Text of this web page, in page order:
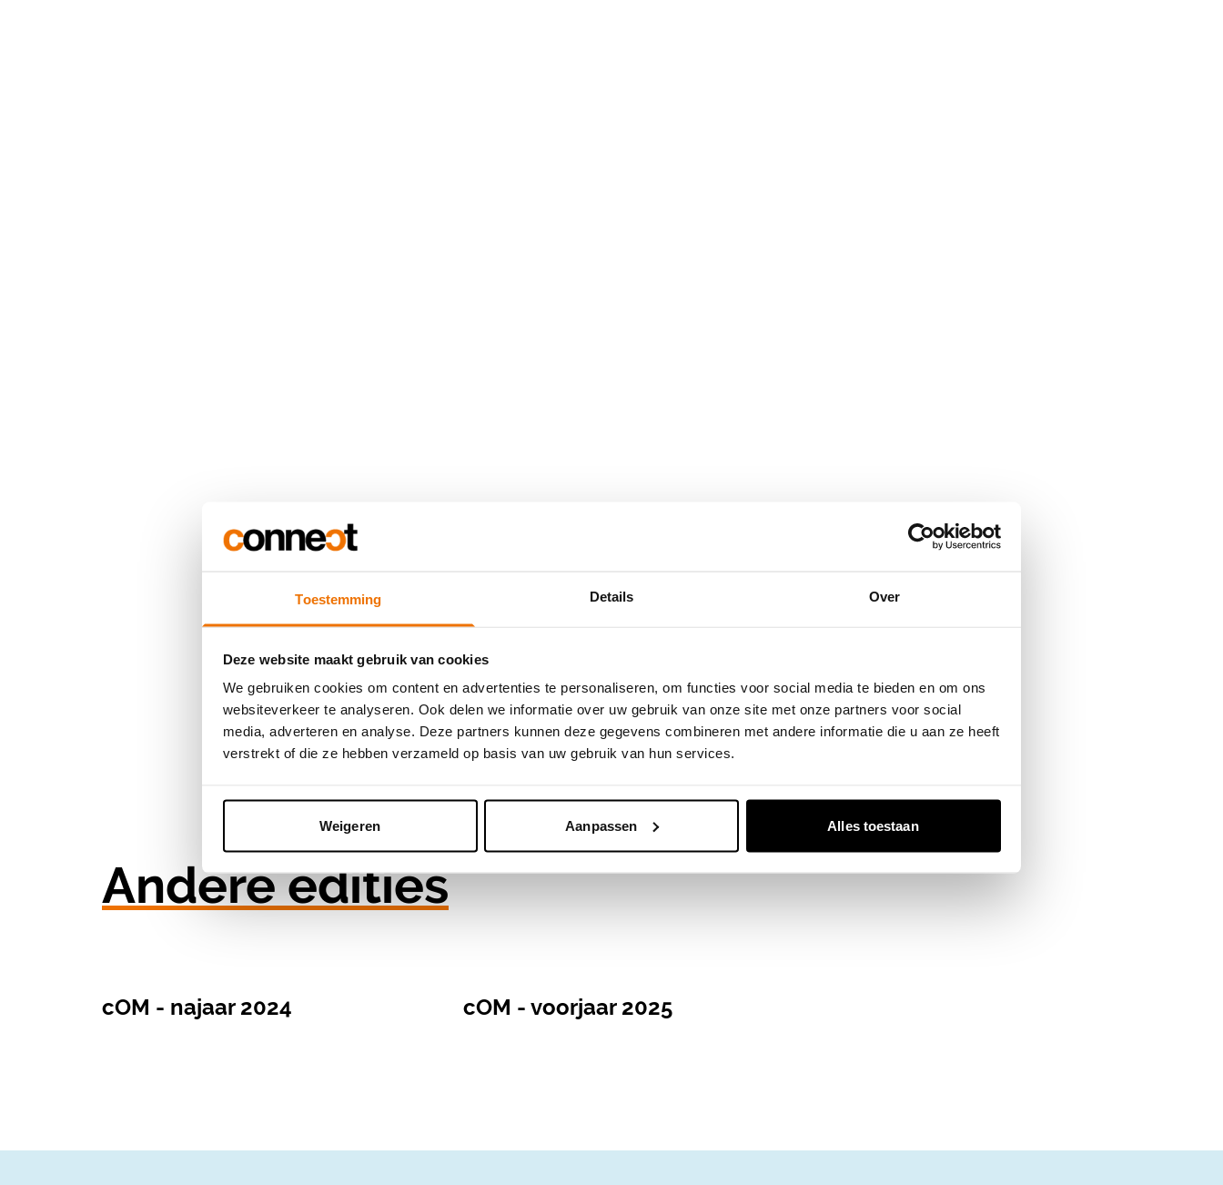
Toestemming Details Over
Deze website maakt gebruik van cookies
We gebruiken cookies om content en advertenties te personaliseren, om functies voor social media te bieden en om ons
websiteverkeer te analyseren. Ook delen we informatie over uw gebruik van onze site met onze partners voor social
media, adverteren en analyse. Deze partners kunnen deze gegevens combineren met andere informatie die u aan ze heeft
verstrekt of die ze hebben verzameld op basis van uw gebruik van hun services.
Weigeren Aanpassen Alles toestaan
Abonneer je op vakblad cOM
Andere edities
cOM - najaar 2024 cOM - voorjaar 2025